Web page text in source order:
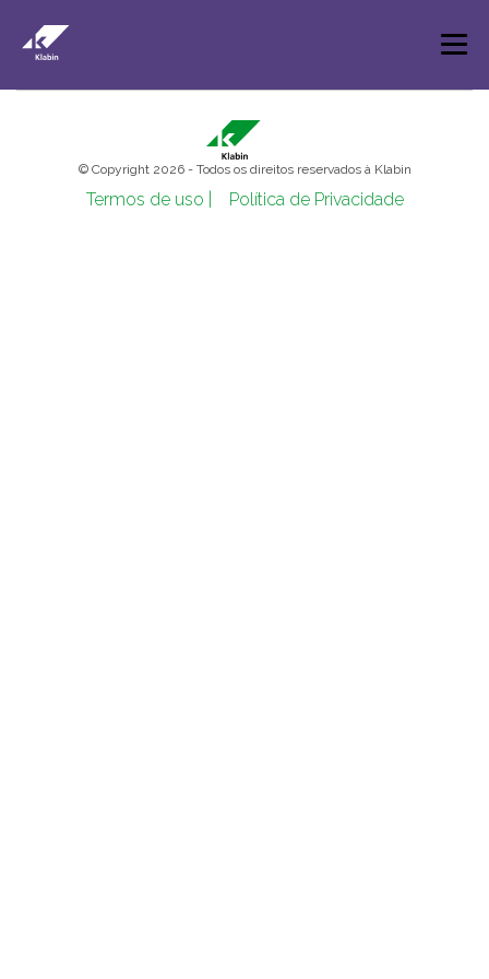
Pular para o Conteúdo principal
© Copyright 2026 - Todos os direitos reservados à Klabin
Termos de uso | Política de Privacidade